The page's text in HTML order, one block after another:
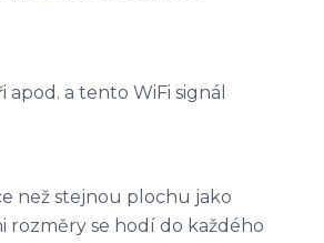
a tento WiFi signál
než stejnou plochu jako
rozměry se hodí do každého